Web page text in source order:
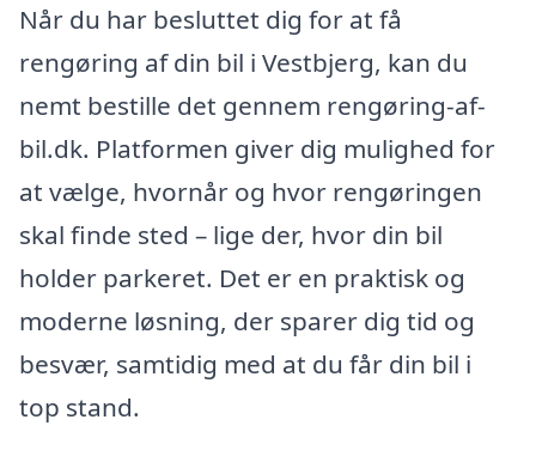
Når du har besluttet dig for at få
rengøring af din bil i Vestbjerg, kan du
nemt bestille det gennem rengøring-af-
bil.dk. Platformen giver dig mulighed for
at vælge, hvornår og hvor rengøringen
skal finde sted – lige der, hvor din bil
holder parkeret. Det er en praktisk og
moderne løsning, der sparer dig tid og
besvær, samtidig med at du får din bil i
top stand.